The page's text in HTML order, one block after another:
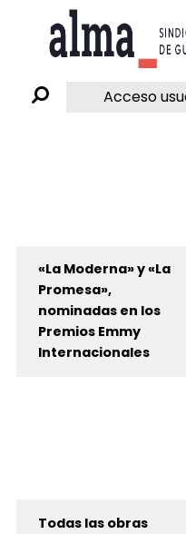
Acceso
«La Moderna» y «La
Promesa»,
nominadas en los
Premios Emmy
Internacionales
Todas las obras